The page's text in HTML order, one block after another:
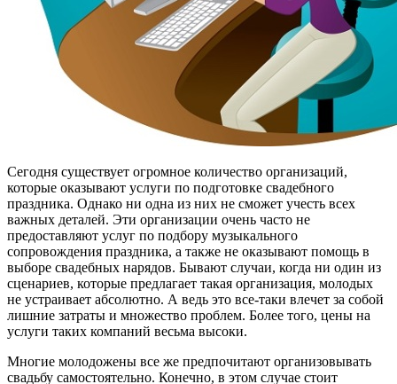
Сегодня существует огромное количество организаций,
которые оказывают услуги по подготовке свадебного
праздника. Однако ни одна из них не сможет учесть всех
важных деталей. Эти организации очень часто не
предоставляют услуг по подбору музыкального
сопровождения праздника, а также не оказывают помощь в
выборе свадебных нарядов. Бывают случаи, когда ни один из
сценариев, которые предлагает такая организация, молодых
не устраивает абсолютно. А ведь это все-таки влечет за собой
лишние затраты и множество проблем. Более того, цены на
услуги таких компаний весьма высоки.
Многие молодожены все же предпочитают организовывать
свадьбу самостоятельно. Конечно, в этом случае стоит